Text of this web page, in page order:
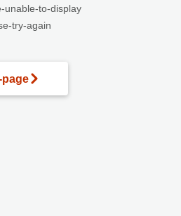
unable-to-display
try-again